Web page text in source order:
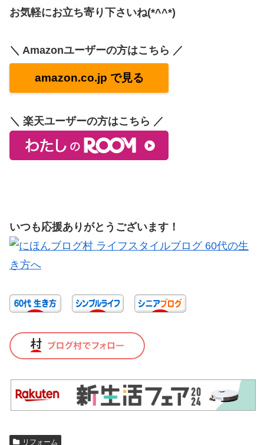
お気軽にお立ち寄り下さいね(*^^*)
＼ Amazonユーザーの方はこちら ／
amazon.co.jp で見る
＼ 楽天ユーザーの方はこちら ／
いつも応援ありがとうございます！
リフォーム